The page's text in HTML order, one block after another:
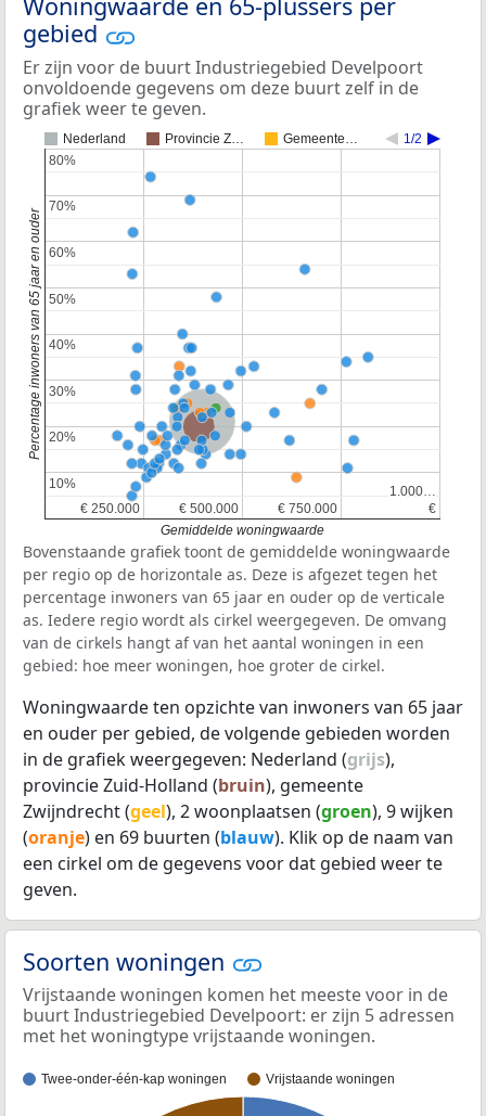
gebied
Er zijn voor de buurt Industriegebied Develpoort
onvoldoende gegevens om deze buurt zelf in de
grafiek weer te geven.
Nederland Provincie Z… Gemeente… 1/2
Nederland
Provincie Zuid-Holland
€ 250.000
€ 250.000 € 500.000
€ 500.000 € 750.000
€ 750.000 €
€
1.000…
1.000…
10%
10%
20%
20%
30%
30%
40%
40%
50%
50%
60%
60%
70%
70%
80%
80%
Gemiddelde woningwaarde
Percentage inwoners van 65 jaar en ouder
Bovenstaande grafiek toont de gemiddelde woningwaarde
per regio op de horizontale as. Deze is afgezet tegen het
percentage inwoners van 65 jaar en ouder op de verticale
as. Iedere regio wordt als cirkel weergegeven. De omvang
van de cirkels hangt af van het aantal woningen in een
gebied: hoe meer woningen, hoe groter de cirkel.
Woningwaarde ten opzichte van inwoners van 65 jaar
en ouder per gebied, de volgende gebieden worden
in de grafiek weergegeven: Nederland (grijs),
provincie Zuid-Holland (bruin), gemeente
Zwijndrecht (geel), 2 woonplaatsen (groen), 9 wijken
(oranje) en 69 buurten (blauw). Klik op de naam van
een cirkel om de gegevens voor dat gebied weer te
geven.
Soorten woningen
Vrijstaande woningen komen het meeste voor in de
buurt Industriegebied Develpoort: er zijn 5 adressen
met het woningtype vrijstaande woningen.
Twee-onder-één-kap woningen Vrijstaande woningen